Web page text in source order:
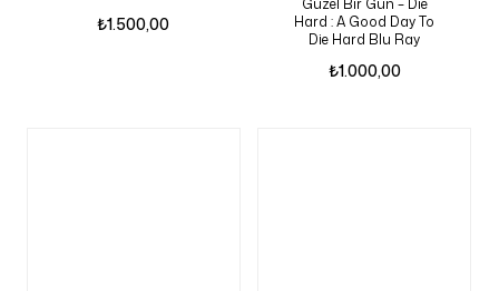
₺1.500,00
Guzel Bir Gun – Die
Hard : A Good Day To
Die Hard Blu Ray
₺1.000,00